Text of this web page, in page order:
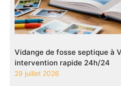
Vidange de fosse septique à
intervention rapide 24h/24
29 juillet 2026